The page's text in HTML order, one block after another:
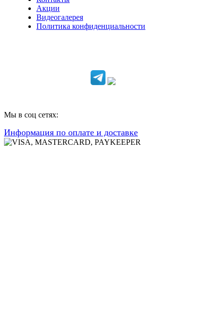
Акции
Видеогалерея
Политика конфиденциальности
Мы в соц сетях:
Информация по оплате и доставке